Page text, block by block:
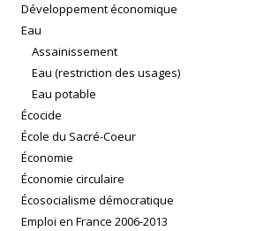
Développement économique
Eau
Assainissement
Eau (restriction des usages)
Eau potable
Écocide
École du Sacré-Coeur
Économie
Économie circulaire
Écosocialisme démocratique
Emploi en France 2006-2013